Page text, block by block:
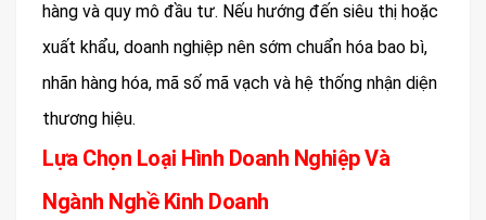
hàng và quy mô đầu tư. Nếu hướng đến siêu thị hoặc
xuất khẩu, doanh nghiệp nên sớm chuẩn hóa bao bì,
nhãn hàng hóa, mã số mã vạch và hệ thống nhận diện
thương hiệu.
Lựa Chọn Loại Hình Doanh Nghiệp Và
Ngành Nghề Kinh Doanh